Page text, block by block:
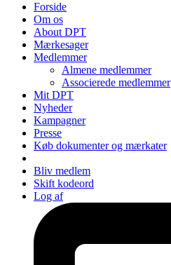
Forside
Om os
About DPT
Mærkesager
Medlemmer
Almene medlemmer
Associerede medlemmer
Mit DPT
Nyheder
Kampagner
Presse
Køb dokumenter og mærkater
Bliv medlem
Skift kodeord
Log af